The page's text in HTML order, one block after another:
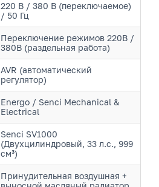
220 В / 380 В (переключаемое)
/ 50 Гц
Переключение режимов 220В /
380В (раздельная работа)
AVR (автоматический
регулятор)
Energo / Senci Mechanical &
Electrical
Senci SV1000
(Двухцилиндровый, 33 л.с., 999
см³)
Принудительная воздушная +